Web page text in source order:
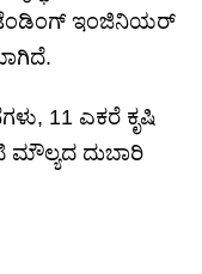
ಇಂಜಿನಿಯರ್
11 ಎಕರೆ ಕೃಷಿ
ಮೌಲ್ಯದ ದುಬಾರಿ